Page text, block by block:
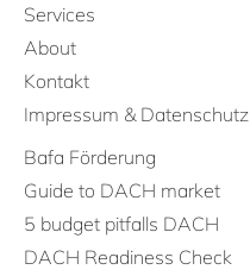
Services
About
Kontakt
Impressum & Datenschutz
Bafa Förderung
Guide to DACH market
5 budget pitfalls DACH
DACH Readiness Check